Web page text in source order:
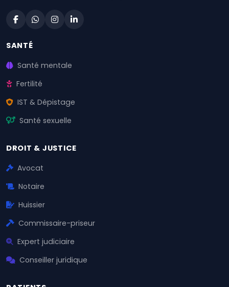
SANTÉ
Santé mentale
Fertilité
IST & Dépistage
Santé sexuelle
DROIT & JUSTICE
Avocat
Notaire
Huissier
Commissaire-priseur
Expert judiciaire
Conseiller juridique